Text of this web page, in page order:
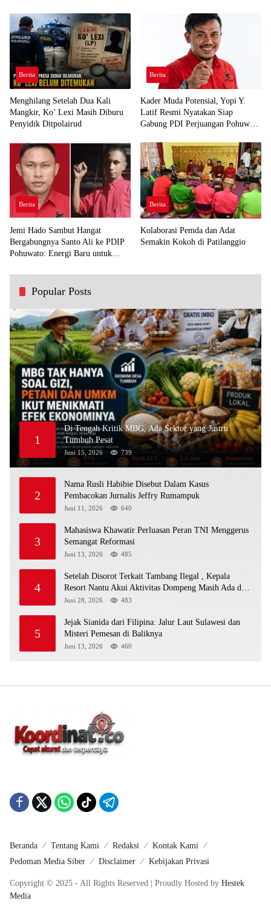
Berita
Menghilang Setelah Dua Kali
Mangkir, Ko’ Lexi Masih Diburu
Penyidik Ditpolairud
Berita
Kader Muda Potensial, Yopi Y.
Latif Resmi Nyatakan Siap
Gabung PDI Perjuangan Pohuwato
Berita
Jemi Hado Sambut Hangat
Bergabungnya Santo Ali ke PDIP
Pohuwato: Energi Baru untuk
Berita
Kolaborasi Pemda dan Adat
Semakin Kokoh di Patilanggio
Popular Posts
1
Di Tengah Kritik MBG, Ada Sektor yang Justru
Tumbuh Pesat
Juni 15, 2026 739
2
Nama Rusli Habibie Disebut Dalam Kasus
Pembacokan Jurnalis Jeffry Rumampuk
Juni 11, 2026 640
3
Mahasiswa Khawatir Perluasan Peran TNI Menggerus
Semangat Reformasi
Juni 13, 2026 485
4
Setelah Disorot Terkait Tambang Ilegal , Kepala
Resort Nantu Akui Aktivitas Dompeng Masih Ada di
Kawasan Konservasi
Juni 28, 2026 483
5
Jejak Sianida dari Filipina: Jalur Laut Sulawesi dan
Misteri Pemesan di Baliknya
Juni 13, 2026 460
Beranda Tentang Kami Redaksi
Kontak Kami
Pedoman Media Siber
Disclaimer Kebijakan Privasi
Copyright © 2025 - All Rights Reserved | Proudly Hosted by Hestek
Media